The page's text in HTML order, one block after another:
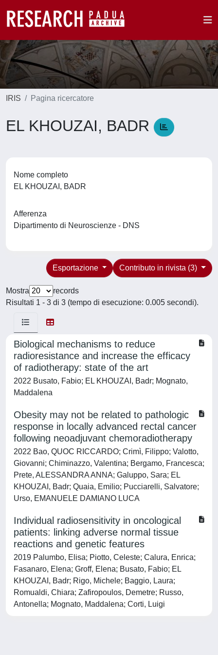
IRIS Pagina ricercatore
EL KHOUZAI, BADR
Nome completo
EL KHOUZAI, BADR
Afferenza
Dipartimento di Neuroscienze - DNS
Contributo in rivista (3)
Esportazione
Mostra
records
Risultati 1 - 3 di 3 (tempo di esecuzione: 0.005 secondi).
Biological mechanisms to reduce
radioresistance and increase the efficacy
of radiotherapy: state of the art
2022 Busato, Fabio; EL KHOUZAI, Badr; Mognato,
Maddalena
Obesity may not be related to pathologic
response in locally advanced rectal cancer
following neoadjuvant chemoradiotherapy
2022 Bao, QUOC RICCARDO; Crimì, Filippo; Valotto,
Giovanni; Chiminazzo, Valentina; Bergamo, Francesca;
Prete, ALESSANDRA ANNA; Galuppo, Sara; EL
KHOUZAI, Badr; Quaia, Emilio; Pucciarelli, Salvatore;
Urso, EMANUELE DAMIANO LUCA
Individual radiosensitivity in oncological
patients: linking adverse normal tissue
reactions and genetic features
2019 Palumbo, Elisa; Piotto, Celeste; Calura, Enrica;
Fasanaro, Elena; Groff, Elena; Busato, Fabio; EL
KHOUZAI, Badr; Rigo, Michele; Baggio, Laura;
Romualdi, Chiara; Zafiropoulos, Demetre; Russo,
Antonella; Mognato, Maddalena; Corti, Luigi